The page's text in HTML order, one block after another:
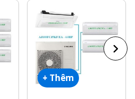
+ Thêm